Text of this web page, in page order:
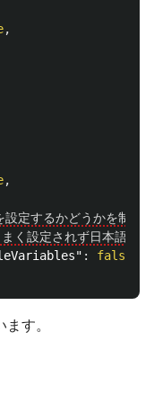
,
,
設定するかどうかを制御
く設定されず日本語が
:
false
す。